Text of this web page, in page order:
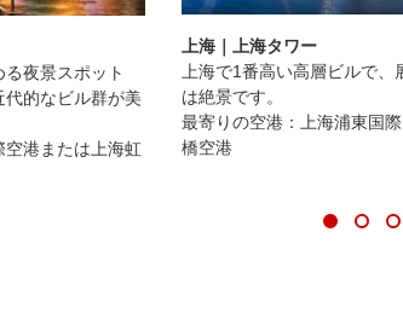
夜景スポット
的なビル群が美
空港または上海虹
上海｜上海タワー
上海で1番高い高層ビルで、
は絶景です。
最寄りの空港：上海浦東国
橋空港